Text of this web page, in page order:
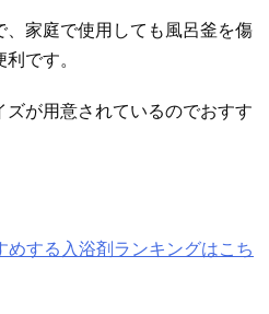
家庭で使用しても風呂釜を傷
です。
が用意されているのでおすす
する入浴剤ランキングはこち